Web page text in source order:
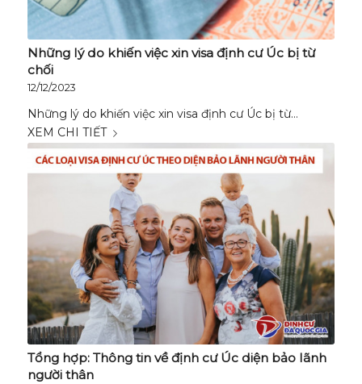
Những lý do khiến việc xin visa định cư Úc bị từ
chối
12/12/2023
Những lý do khiến việc xin visa định cư Úc bị từ…
XEM CHI TIẾT
Tổng hợp: Thông tin về định cư Úc diện bảo lãnh
người thân